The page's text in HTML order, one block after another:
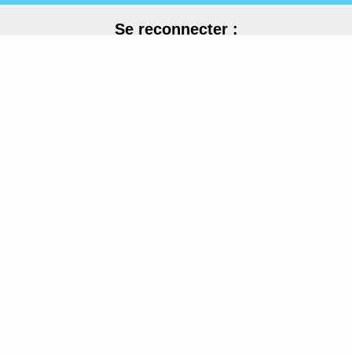
Se reconnecter :